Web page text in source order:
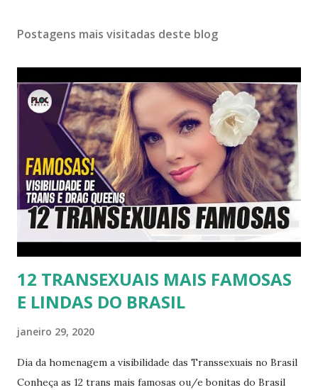
Postagens mais visitadas deste blog
12 TRANSEXUAIS MAIS FAMOSAS
E LINDAS DO BRASIL
janeiro 29, 2020
Dia da homenagem a visibilidade das Transsexuais no Brasil
Conheça as 12 trans mais famosas ou/e bonitas do Brasil